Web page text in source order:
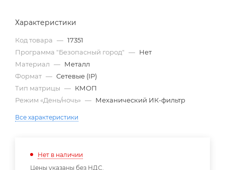
Характеристики
Код товара — 17351
Программа "Безопасный город" — Нет
Материал — Металл
Формат — Сетевые (IP)
Тип матрицы — КМОП
Режим «День/ночь» — Механический ИК-фильтр
Все характеристики
Нет в наличии
Цены указаны без НДС.